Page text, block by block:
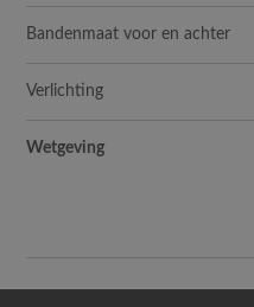
Bandenmaat voor en achter
Verlichting
Wetgeving